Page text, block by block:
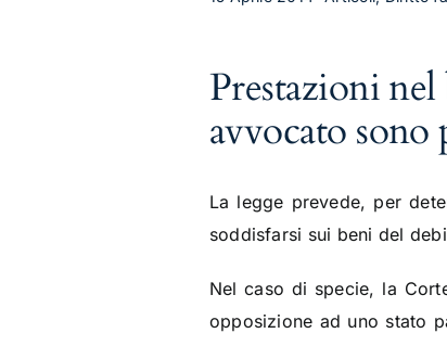
Prestazioni
avvocato
La legge prevede, per
soddisfarsi sui beni del
Nel caso di specie, la
opposizione ad uno stato